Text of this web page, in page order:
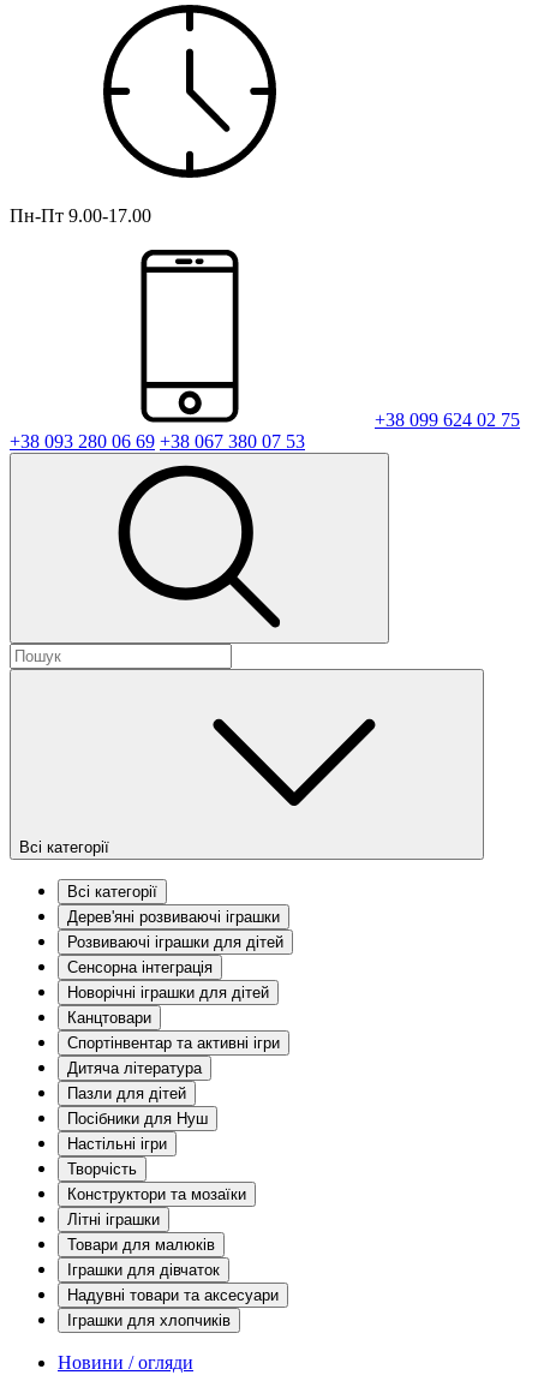
Пн-Пт 9.00-17.00
+38 099 624 02 75
+38 093 280 06 69 +38 067 380 07 53
Всі категорії
Всі категорії
Дерев'яні розвиваючі іграшки
Розвиваючі іграшки для дітей
Сенсорна інтеграція
Новорічні іграшки для дітей
Канцтовари
Спортінвентар та активні ігри
Дитяча література
Пазли для дітей
Посібники для Нуш
Настільні ігри
Творчість
Конструктори та мозаїки
Літні іграшки
Товари для малюків
Іграшки для дівчаток
Надувні товари та аксесуари
Іграшки для хлопчиків
Новини / огляди